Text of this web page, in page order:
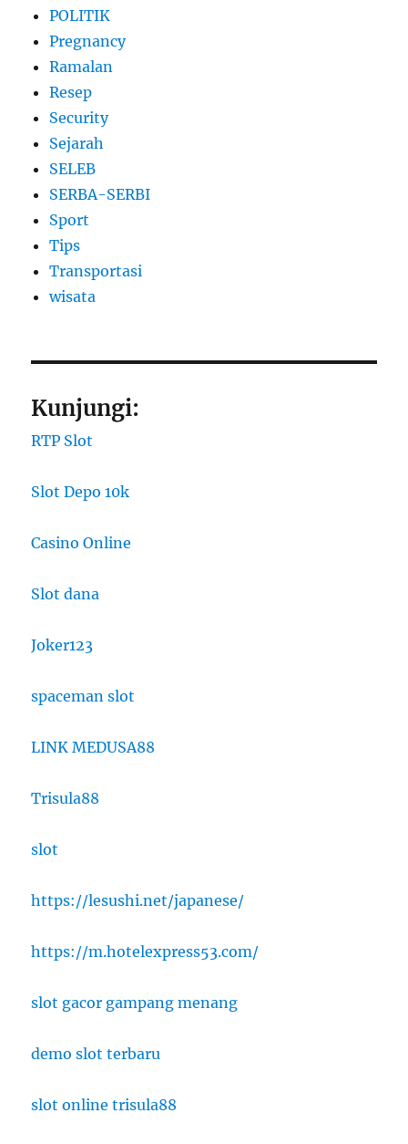
POLITIK
Pregnancy
Ramalan
Resep
Security
Sejarah
SELEB
SERBA-SERBI
Sport
Tips
Transportasi
wisata
Kunjungi:
RTP Slot
Slot Depo 10k
Casino Online
Slot dana
Joker123
spaceman slot
LINK MEDUSA88
Trisula88
slot
https://lesushi.net/japanese/
https://m.hotelexpress53.com/
slot gacor gampang menang
demo slot terbaru
slot online trisula88